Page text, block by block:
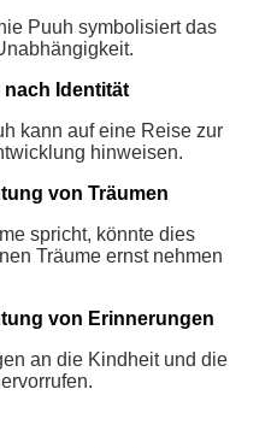
Puuh symbolisiert das
Identität
kann auf eine Reise zur
hinweisen.
von Träumen
spricht, könnte dies
Träume ernst nehmen
von Erinnerungen
an die Kindheit und die